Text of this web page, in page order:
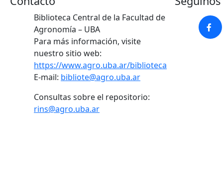
Biblioteca Central de la Facultad de
Agronomía – UBA
Para más información, visite
nuestro sitio web:
https://www.agro.uba.ar/biblioteca
E-mail: bibliote@agro.uba.ar
Consultas sobre el repositorio:
rins@agro.uba.ar